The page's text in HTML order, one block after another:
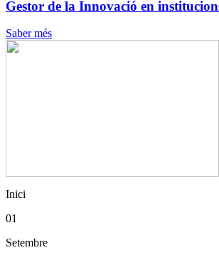
Gestor de la Innovació en
Saber més
Inici
01
Setembre